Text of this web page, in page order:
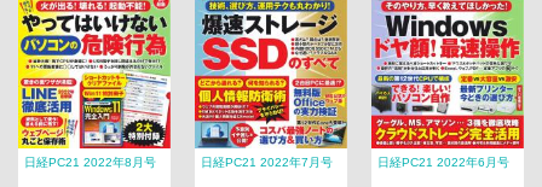
日経PC21 2022年8月号 日経PC21 2022年7月号 日経PC21 2022年6月号